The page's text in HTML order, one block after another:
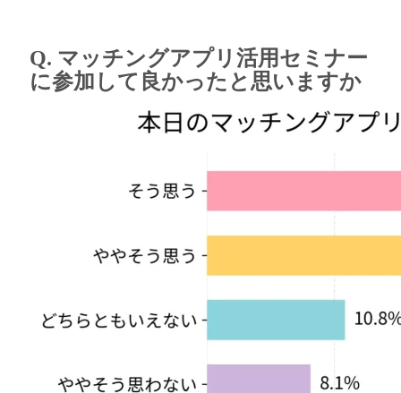
Q. マッチングアプリ活用セミナー
に参加して良かったと思いますか